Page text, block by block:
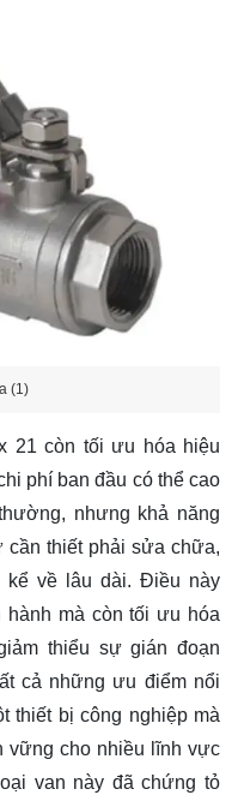
(1)
21 còn tối ưu hóa hiệu
phí ban đầu có thể cao
nhưng khả năng
cần thiết phải sửa chữa,
kể về lâu dài. Điều này
hành mà còn tối ưu hóa
thiểu sự gián đoạn
cả những ưu điểm nổi
thiết bị công nghiệp mà
vững cho nhiều lĩnh vực
van này đã chứng tỏ